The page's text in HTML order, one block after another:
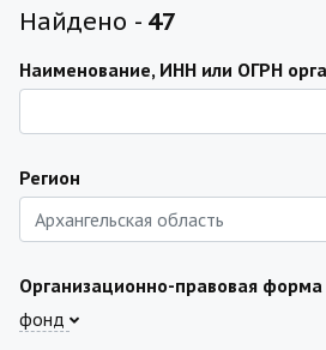
Найдено - 47
Наименование, ИНН или ОГРН
Регион
Организационно-правовая форма
фонд